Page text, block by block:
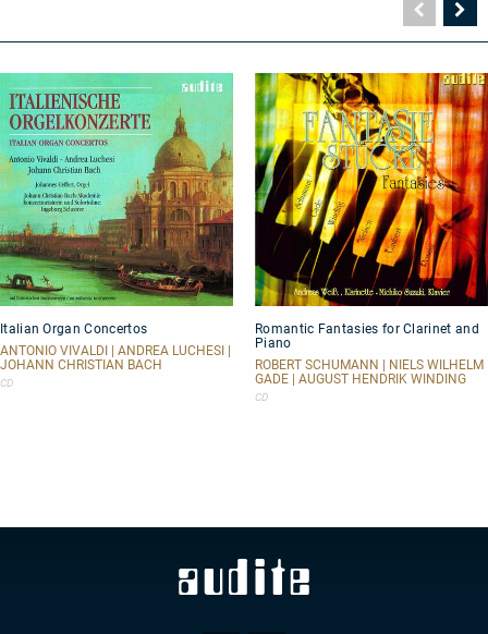
Seite
Organ
Concertos
Italian Organ Concertos
ANTONIO VIVALDI | ANDREA LUCHESI |
JOHANN CHRISTIAN BACH
CD
Fantasies
for
Clarinet
and
Piano
Romantic Fantasies for Clarinet and
Piano
ROBERT SCHUMANN | NIELS WILHELM
GADE | AUGUST HENDRIK WINDING
CD